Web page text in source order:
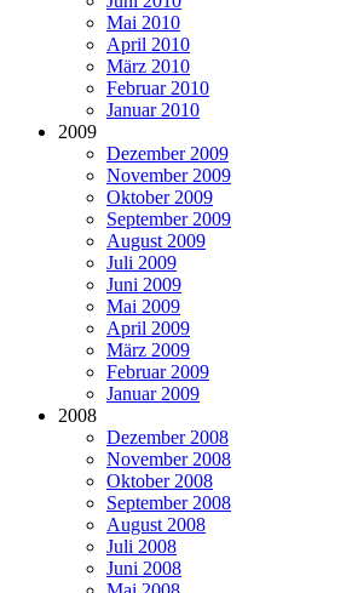
Mai 2010
April 2010
März 2010
Februar 2010
Januar 2010
2009
Dezember 2009
November 2009
Oktober 2009
September 2009
August 2009
Juli 2009
Juni 2009
Mai 2009
April 2009
März 2009
Februar 2009
Januar 2009
2008
Dezember 2008
November 2008
Oktober 2008
September 2008
August 2008
Juli 2008
Juni 2008